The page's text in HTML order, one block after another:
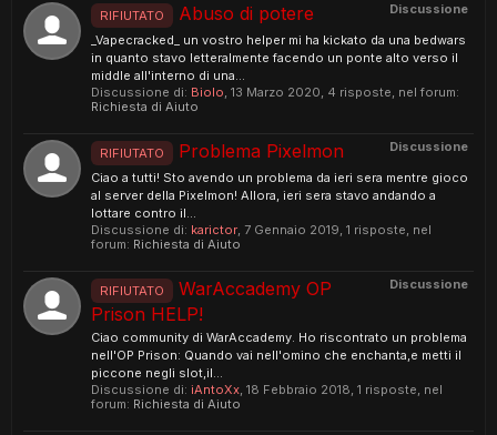
Discussione
RIFIUTATO Abuso di potere
_Vapecracked_ un vostro helper mi ha kickato da una bedwars
in quanto stavo letteralmente facendo un ponte alto verso il
middle all'interno di una...
Discussione di: Biolo, 13 Marzo 2020, 4 risposte, nel forum:
Richiesta di Aiuto
Discussione
RIFIUTATO Problema Pixelmon
Ciao a tutti! Sto avendo un problema da ieri sera mentre gioco
al server della Pixelmon! Allora, ieri sera stavo andando a
lottare contro il...
Discussione di: karictor, 7 Gennaio 2019, 1 risposte, nel
forum: Richiesta di Aiuto
Discussione
RIFIUTATO
WarAccademy OP
Prison HELP!
Ciao community di WarAccademy. Ho riscontrato un problema
nell'OP Prison: Quando vai nell'omino che enchanta,e metti il
piccone negli slot,il...
Discussione di: iAntoXx, 18 Febbraio 2018, 1 risposte, nel
forum: Richiesta di Aiuto